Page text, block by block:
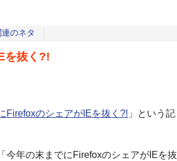
のネタ
を抜く?!
FirefoxのシェアがIEを抜く?! 」という記
今年の末までにFirefoxのシェアがIEを抜